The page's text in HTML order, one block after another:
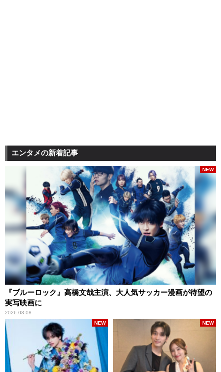
エンタメの新着記事
『ブルーロック』高橋文哉主演、大人気サッカー漫画が待望の
実写映画に
2026.08.08
NEW
NEW NEW